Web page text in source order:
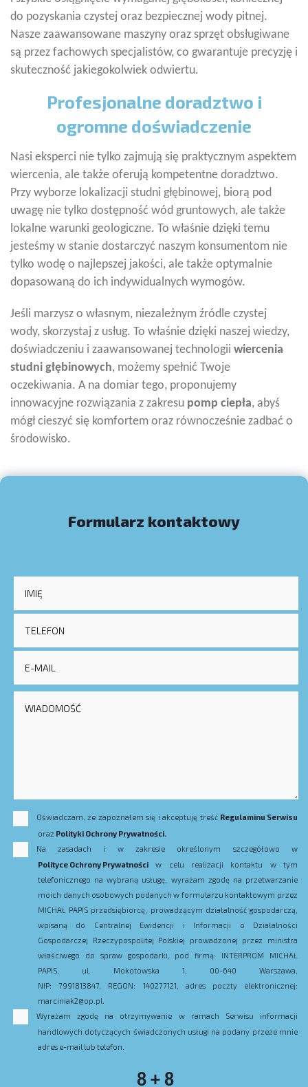
do pozyskania czystej oraz bezpiecznej wody pitnej.
Nasze zaawansowane maszyny oraz sprzęt obsługiwane
są przez fachowych specjalistów, co gwarantuje precyzję i
skuteczność jakiegokolwiek odwiertu.
Profesjonalne doradztwo i
ogromne doświadczenie
Nasi eksperci nie tylko zajmują się praktycznym aspektem
wiercenia, ale także oferują kompetentne doradztwo.
Przy wyborze lokalizacji studni głębinowej, biorą pod
uwagę nie tylko dostępność wód gruntowych, ale także
lokalne warunki geologiczne. To właśnie dzięki temu
jesteśmy w stanie dostarczyć naszym konsumentom nie
tylko wodę o najlepszej jakości, ale także optymalnie
dopasowaną do ich indywidualnych wymogów.
Jeśli marzysz o własnym, niezależnym źródle czystej
wody, skorzystaj z usług. To właśnie dzięki naszej wiedzy,
doświadczeniu i zaawansowanej technologii wiercenia
studni głębinowych, możemy spełnić Twoje
oczekiwania. A na domiar tego, proponujemy
innowacyjne rozwiązania z zakresu pomp ciepła, abyś
mógł cieszyć się komfortem oraz równocześnie zadbać o
środowisko.
Formularz kontaktowy
Oświadczam, że zapoznałem się i akceptuję treść Regulaminu Serwisu
oraz Polityki Ochrony Prywatności.
Na zasadach i w zakresie określonym szczegółowo w
Polityce Ochrony Prywatności w celu realizacji kontaktu w tym
telefonicznego na wybraną usługę, wyrażam zgodę na przetwarzanie
moich danych osobowych podanych w formularzu kontaktowym przez
MICHAŁ PAPIS przedsiębiorcę, prowadzącym działalność gospodarczą,
wpisaną do Centralnej Ewidencji i Informacji o Działalności
Gospodarczej Rzeczypospolitej Polskiej prowadzonej przez ministra
właściwego do spraw gospodarki, pod firmą: INTERPROM MICHAŁ
PAPIS, ul. Mokotowska 1, 00-640 Warszawa,
NIP: 7991813847, REGON: 140277121, adres poczty elektronicznej:
marciniak2@op.pl.
Wyrażam zgodę na otrzymywanie w ramach Serwisu informacji
handlowych dotyczących świadczonych usługi na podany przeze mnie
adres e-mail lub telefon.
8 + 8